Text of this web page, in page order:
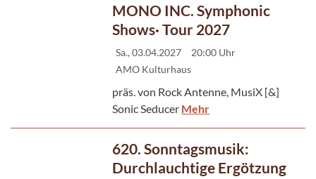
MONO INC. Symphonic
Shows· Tour 2027
Sa., 03.04.2027
20:00 Uhr
AMO Kulturhaus
präs. von Rock Antenne, MusiX [&]
Sonic Seducer Mehr
620. Sonntagsmusik:
Durchlauchtige Ergötzung